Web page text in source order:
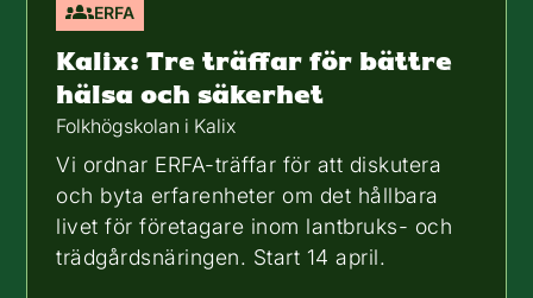
ERFA
Kalix: Tre träffar för bättre
hälsa och säkerhet
Folkhögskolan i Kalix
Vi ordnar ERFA-träffar för att diskutera
och byta erfarenheter om det hållbara
livet för företagare inom lantbruks- och
trädgårdsnäringen. Start 14 april.